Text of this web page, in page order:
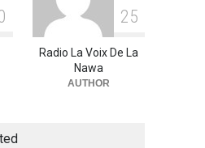
25
Radio La Voix De La
Nawa
AUTHOR